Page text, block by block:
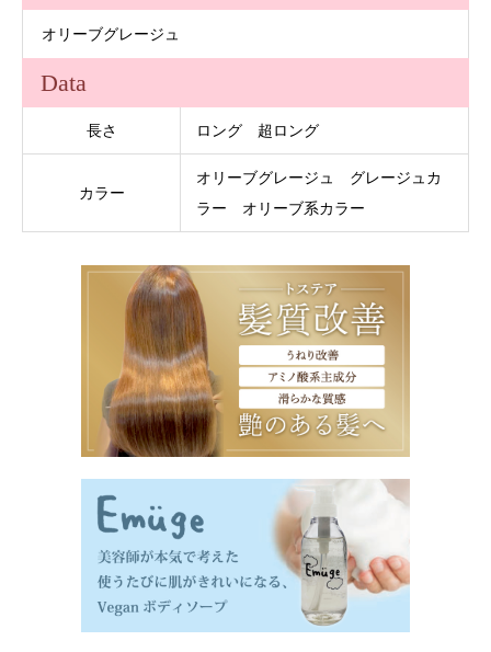
オリーブグレージュ
Data
長さ ロング 超ロング
カラー
オリーブグレージュ グレージュカ
ラー オリーブ系カラー